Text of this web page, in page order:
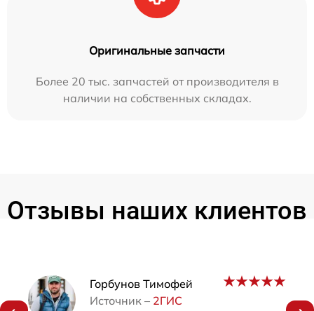
Оригинальные запчасти
Более 20 тыс. запчастей от производителя в
наличии на собственных складах.
Отзывы наших клиентов
Горбунов Тимофей
Источник – 2ГИС
Наши мастера